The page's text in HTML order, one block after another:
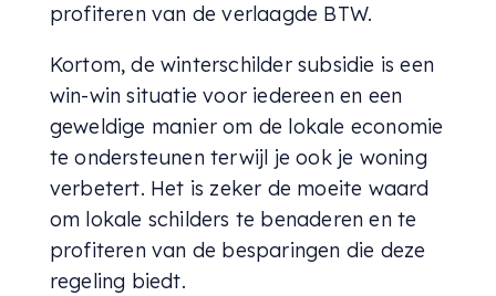
profiteren van de verlaagde BTW.
Kortom, de winterschilder subsidie is een
win-win situatie voor iedereen en een
geweldige manier om de lokale economie
te ondersteunen terwijl je ook je woning
verbetert. Het is zeker de moeite waard
om lokale schilders te benaderen en te
profiteren van de besparingen die deze
regeling biedt.